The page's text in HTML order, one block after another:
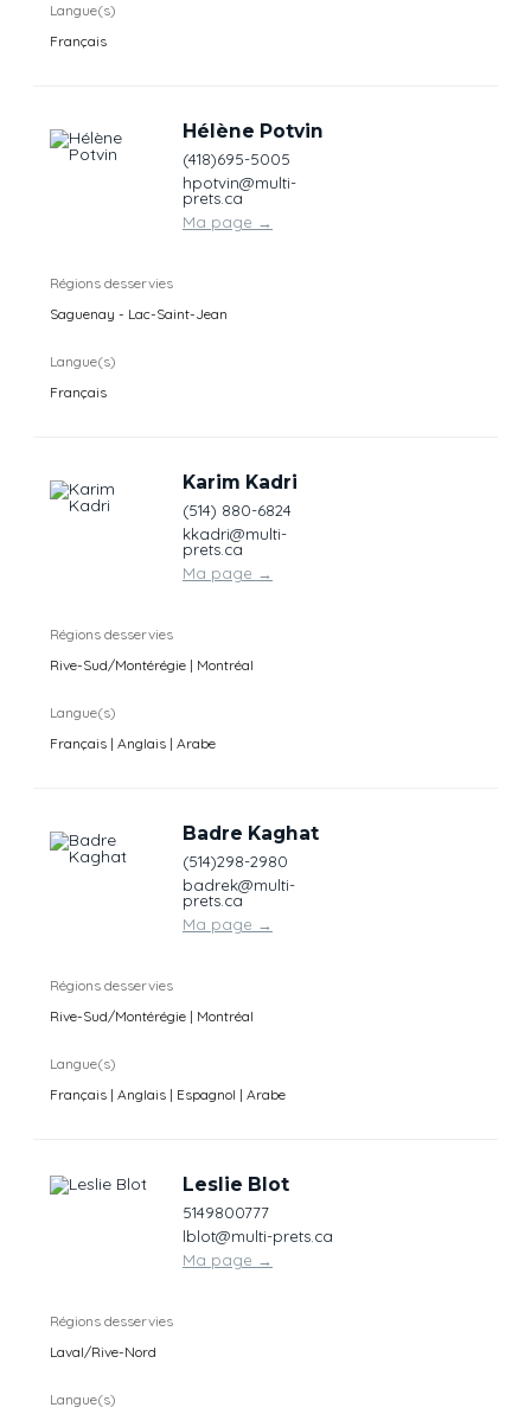
Langue(s)
Français
Hélène Potvin
(418)695-5005
hpotvin@multi-
prets.ca
Ma page →
Régions desservies
Saguenay - Lac-Saint-Jean
Langue(s)
Français
Karim Kadri
(514) 880-6824
kkadri@multi-
prets.ca
Ma page →
Régions desservies
Rive-Sud/Montérégie | Montréal
Langue(s)
Français | Anglais | Arabe
Badre Kaghat
(514)298-2980
badrek@multi-
prets.ca
Ma page →
Régions desservies
Rive-Sud/Montérégie | Montréal
Langue(s)
Français | Anglais | Espagnol | Arabe
Leslie Blot
5149800777
lblot@multi-prets.ca
Ma page →
Régions desservies
Laval/Rive-Nord
Langue(s)